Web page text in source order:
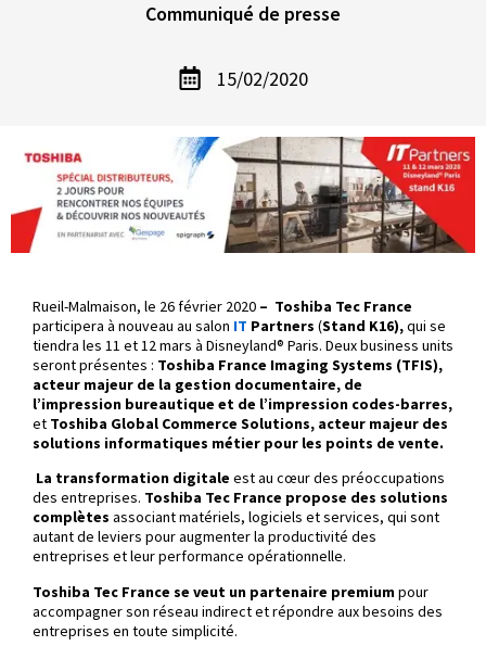
Communiqué de presse
15/02/2020
Rueil-Malmaison, le 26 février 2020 – Toshiba Tec France
participera à nouveau au salon IT Partners (Stand K16),qui se
tiendra les 11 et 12 mars à Disneyland® Paris. Deux business units
seront présentes : Toshiba France Imaging Systems (TFIS),
acteur majeur de la gestion documentaire, de
l’impression bureautique et de l’impression codes-barres,
et Toshiba Global Commerce Solutions, acteur majeur des
solutions informatiques métier pour les points de vente.
La transformation digitale est au cœur des préoccupations
des entreprises. Toshiba Tec France propose des solutions
complètes associant matériels, logiciels et services, qui sont
autant de leviers pour augmenter la productivité des
entreprises et leur performance opérationnelle.
Toshiba Tec France se veut un partenaire premiumpour
accompagner son réseau indirect et répondre aux besoins des
entreprises en toute simplicité.